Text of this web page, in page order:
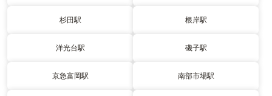
杉田駅 根岸駅
洋光台駅 磯子駅
京急富岡駅 南部市場駅